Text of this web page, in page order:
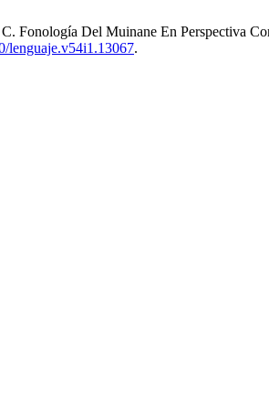
Fonología Del Muinane En Perspectiva
lenguaje.v54i1.13067.